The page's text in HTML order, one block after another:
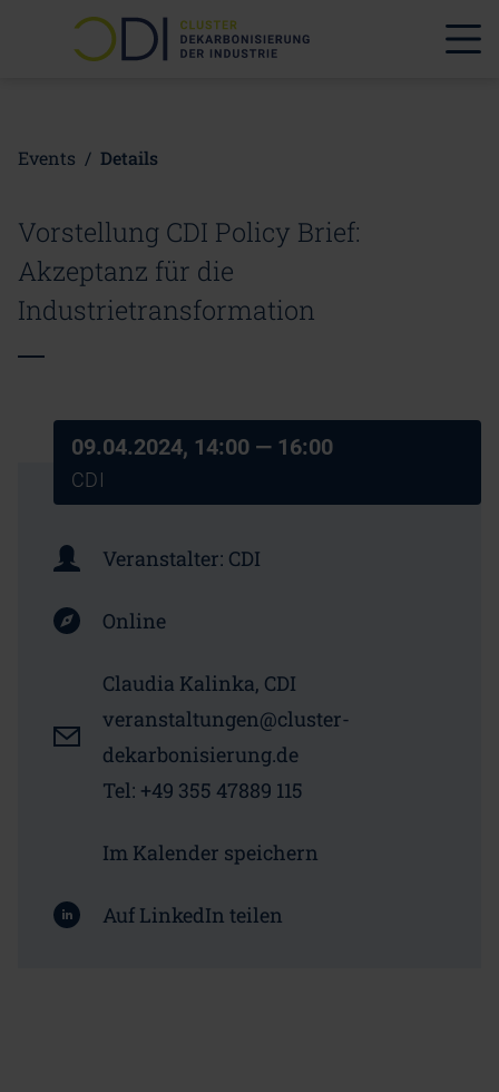
Events / Details
Vorstellung CDI Policy Brief:
Akzeptanz für die
Industrietransformation
09.04.2024, 14:00 — 16:00
CDI
Veranstalter: CDI
Online
Claudia Kalinka, CDI
veranstaltungen@cluster-
dekarbonisierung.de
Tel: +49 355 47889 115
Im Kalender speichern
Auf LinkedIn teilen